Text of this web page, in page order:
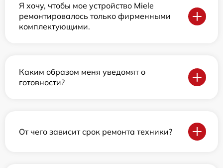
Я хочу, чтобы мое устройство Miele
ремонтировалось только фирменными
комплектующими.
Каким образом меня уведомят о
готовности?
От чего зависит срок ремонта техники?